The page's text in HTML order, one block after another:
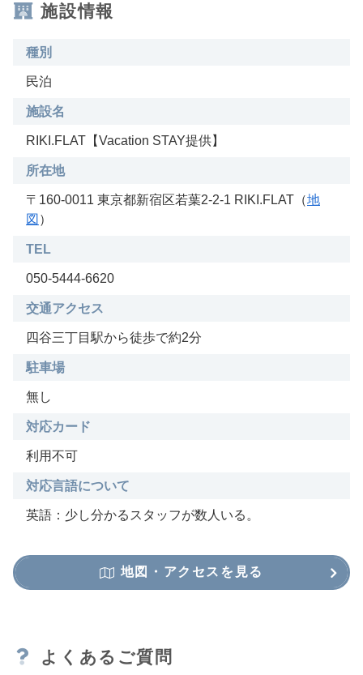
施設情報
種別
民泊
施設名
RIKI.FLAT【Vacation STAY提供】
所在地
〒160-0011 東京都新宿区若葉2-2-1 RIKI.FLAT（地
図 ）
TEL
050-5444-6620
交通アクセス
四谷三丁目駅から徒歩で約2分
駐車場
無し
対応カード
利用不可
対応言語について
英語：少し分かるスタッフが数人いる。
地図・アクセスを見る
よくあるご質問